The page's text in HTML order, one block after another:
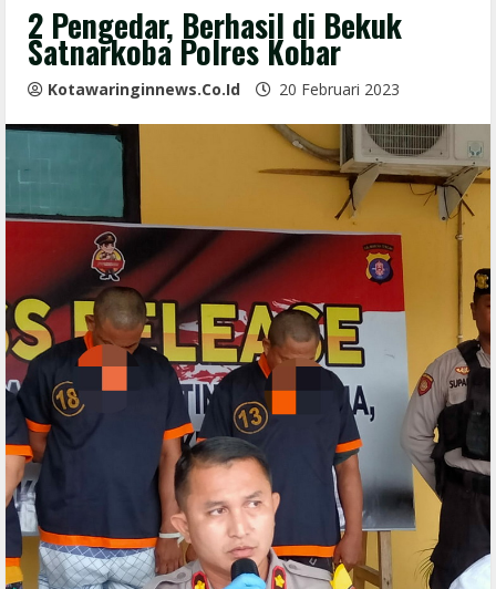
2 Pengedar, Berhasil di Bekuk
Satnarkoba Polres Kobar
Kotawaringinnews.co.id 20 Februari 2023